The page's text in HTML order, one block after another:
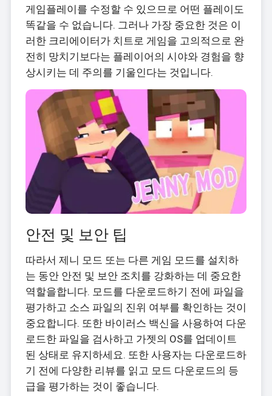
게임플레이를 수정할 수 있으므로 어떤 플레이도
똑같을 수 없습니다. 그러나 가장 중요한 것은 이
러한 크리에이터가 치트로 게임을 고의적으로 완
전히 망치기보다는 플레이어의 시야와 경험을 향
상시키는 데 주의를 기울인다는 것입니다.
안전 및 보안 팁
따라서 제니 모드 또는 다른 게임 모드를 설치하
는 동안 안전 및 보안 조치를 강화하는 데 중요한
역할을합니다. 모드를 다운로드하기 전에 파일을
평가하고 소스 파일의 진위 여부를 확인하는 것이
중요합니다. 또한 바이러스 백신을 사용하여 다운
로드한 파일을 검사하고 가젯의 OS를 업데이트
된 상태로 유지하세요. 또한 사용자는 다운로드하
기 전에 다양한 리뷰를 읽고 모드 다운로드의 등
급을 평가하는 것이 좋습니다.